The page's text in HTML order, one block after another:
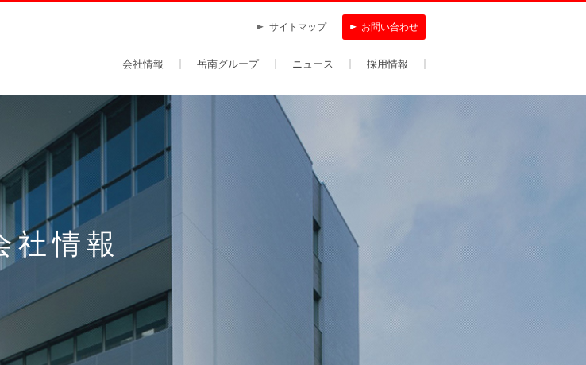
サイトマップ お問い合わせ
会社情報 岳南グループ ニュース 採用情報
社情報